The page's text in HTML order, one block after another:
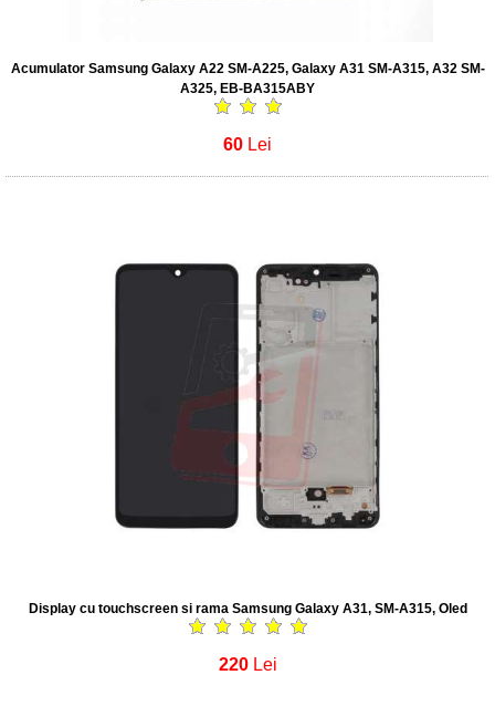
Acumulator Samsung Galaxy A22 SM-A225, Galaxy A31 SM-A315, A32 SM-
A325, EB-BA315ABY
60 Lei
Display cu touchscreen si rama Samsung Galaxy A31, SM-A315, Oled
220 Lei